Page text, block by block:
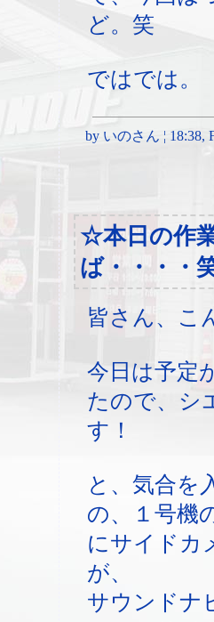
ど。笑
ではでは。
by いのさん ¦ 18:38,
☆本日の作
ば・・・・
皆さん、こ
今日は予定
たので、シ
す！
と、気合を
の、１号機
にサイドカ
が、
サウンドナ